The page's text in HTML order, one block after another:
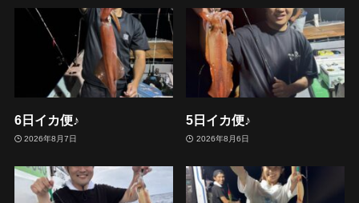
6日イカ便♪
2026年8月7日
5日イカ便♪
2026年8月6日